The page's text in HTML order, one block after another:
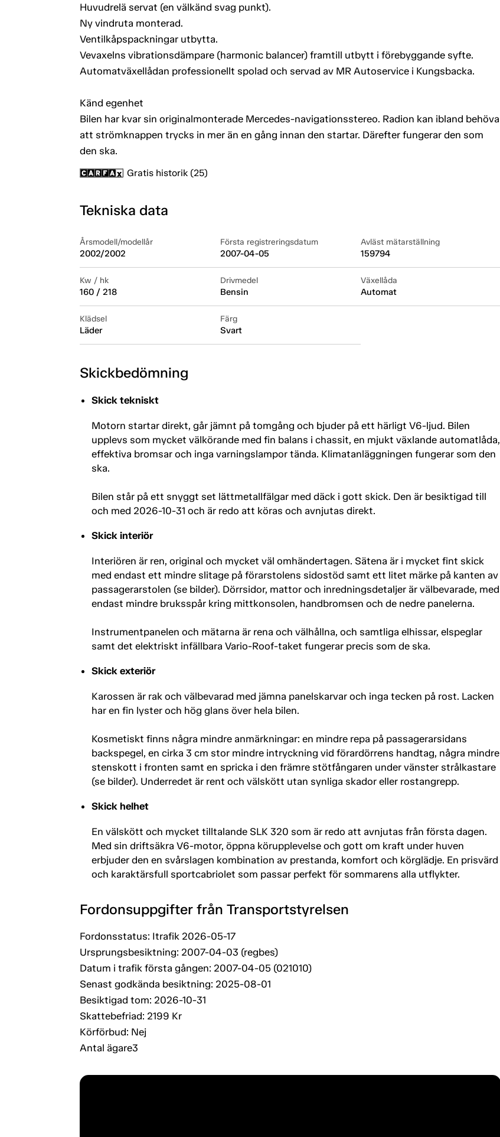
Huvudrelä servat (en välkänd svag punkt).
Ny vindruta monterad.
Ventilkåpspackningar utbytta.
Vevaxelns vibrationsdämpare (harmonic balancer) framtill utbytt i förebyggande syfte.
Automatväxellådan professionellt spolad och servad av MR Autoservice i Kungsbacka.
Känd egenhet
Bilen har kvar sin originalmonterade Mercedes-navigationsstereo. Radion kan ibland behöva
att strömknappen trycks in mer än en gång innan den startar. Därefter fungerar den som
den ska.
Gratis historik (25)
Tekniska data
Årsmodell/modellår
2002/2002
Första registreringsdatum
2007-04-05
Avläst mätarställning
159794
Kw / hk
160 / 218
Drivmedel
Bensin
Växellåda
Automat
Klädsel
Läder
Färg
Svart
Skickbedömning
Skick tekniskt
Motorn startar direkt, går jämnt på tomgång och bjuder på ett härligt V6-ljud. Bilen
upplevs som mycket välkörande med fin balans i chassit, en mjukt växlande automatlåda,
effektiva bromsar och inga varningslampor tända. Klimatanläggningen fungerar som den
ska.
Bilen står på ett snyggt set lättmetallfälgar med däck i gott skick. Den är besiktigad till
och med 2026-10-31 och är redo att köras och avnjutas direkt.
Skick interiör
Interiören är ren, original och mycket väl omhändertagen. Sätena är i mycket fint skick
med endast ett mindre slitage på förarstolens sidostöd samt ett litet märke på kanten av
passagerarstolen (se bilder). Dörrsidor, mattor och inredningsdetaljer är välbevarade, med
endast mindre bruksspår kring mittkonsolen, handbromsen och de nedre panelerna.
Instrumentpanelen och mätarna är rena och välhållna, och samtliga elhissar, elspeglar
samt det elektriskt infällbara Vario-Roof-taket fungerar precis som de ska.
Skick exteriör
Karossen är rak och välbevarad med jämna panelskarvar och inga tecken på rost. Lacken
har en fin lyster och hög glans över hela bilen.
Kosmetiskt finns några mindre anmärkningar: en mindre repa på passagerarsidans
backspegel, en cirka 3 cm stor mindre intryckning vid förardörrens handtag, några mindre
stenskott i fronten samt en spricka i den främre stötfångaren under vänster strålkastare
(se bilder). Underredet är rent och välskött utan synliga skador eller rostangrepp.
Skick helhet
En välskött och mycket tilltalande SLK 320 som är redo att avnjutas från första dagen.
Med sin driftsäkra V6-motor, öppna körupplevelse och gott om kraft under huven
erbjuder den en svårslagen kombination av prestanda, komfort och körglädje. En prisvärd
och karaktärsfull sportcabriolet som passar perfekt för sommarens alla utflykter.
Fordonsuppgifter från Transportstyrelsen
Fordonsstatus: Itrafik 2026-05-17
Ursprungsbesiktning: 2007-04-03 (regbes)
Datum i trafik första gången: 2007-04-05 (021010)
Senast godkända besiktning: 2025-08-01
Besiktigad tom: 2026-10-31
Skattebefriad: 2199 Kr
Körförbud: Nej
Antal ägare3